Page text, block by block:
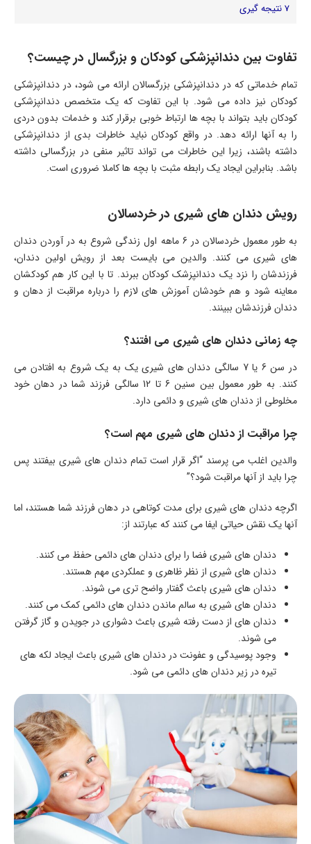
7نتیجه گیری
تفاوت بین دندانپزشکی کودکان و بزرگسال در چیست؟
تمام خدماتی که در دندانپزشکی بزرگسالان ارائه می شود، در دندانپزشکی
کودکان نیز داده می شود. با این تفاوت که یک متخصص دندانپزشکی
کودکان باید بتواند با بچه ها ارتباط خوبی برقرار کند و خدمات بدون دردی
را به آنها ارائه دهد. در واقع کودکان نباید خاطرات بدی از دندانپزشکی
داشته باشند، زیرا این خاطرات می تواند تاثیر منفی در بزرگسالی داشته
باشد. بنابراین ایجاد یک رابطه مثبت با بچه ها کاملا ضروری است.
رویش دندان های شیری در خردسالان
به طور معمول خردسالان در 6 ماهه اول زندگی شروع به در آوردن دندان
های شیری می کنند. والدین می بایست بعد از رویش اولین دندان،
فرزندشان را نزد یک دندانپزشک کودکان ببرند. تا با این کار هم کودکشان
معاینه شود و هم خودشان آموزش های لازم را درباره مراقبت از دهان و
دندان فرزندشان ببینند.
چه زمانی دندان های شیری می افتند؟
در سن 6 یا 7 سالگی دندان های شیری یک به یک شروع به افتادن می
کنند. به طور معمول بین سنین 6 تا 12 سالگی فرزند شما در دهان خود
مخلوطی از دندان های شیری و دائمی دارد.
چرا مراقبت از دندان های شیری مهم است؟
والدین اغلب می پرسند “اگر قرار است تمام دندان های شیری بیفتند پس
چرا باید از آنها مراقبت شود؟”
اگرچه دندان های شیری برای مدت کوتاهی در دهان فرزند شما هستند، اما
آنها یک نقش حیاتی ایفا می کنند که عبارتند از:
دندان های شیری فضا را برای دندان های دائمی حفظ می کنند.
دندان های شیری از نظر ظاهری و عملکردی مهم هستند.
دندان های شیری باعث گفتار واضح تری می شوند.
دندان های شیری به سالم ماندن دندان های دائمی کمک می کنند.
دندان های از دست رفته شیری باعث دشواری در جویدن و گاز گرفتن
می شوند.
وجود پوسیدگی و عفونت در دندان های شیری باعث ایجاد لکه های
تیره در زیر دندان های دائمی می شود.